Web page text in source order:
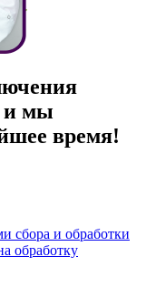
и мы
время!
сбора и обработки
обработку